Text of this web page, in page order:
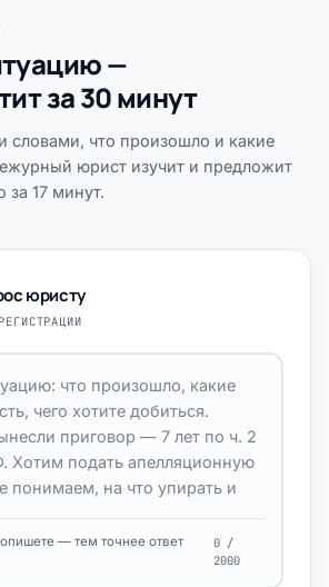
—
за 30 минут
словами, что произошло и какие
юрист изучит и предложит
17 минут.
юристу
— тем точнее ответ
0 /
2000